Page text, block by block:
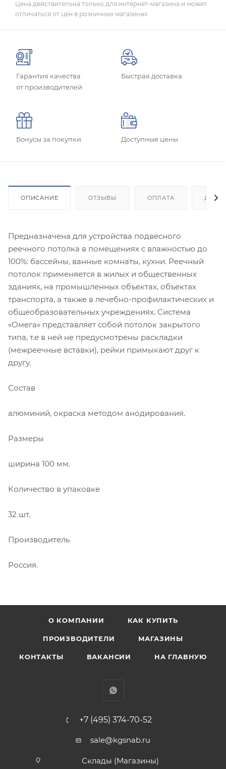
Цена действительна только для интернет-магазина и может
отличаться от цен в розничных магазинах
Гарантия качества
от производителей
Быстрая доставка
Бонусы за покупки Доступные цены
ОПИСАНИЕ ОТЗЫВЫ ОПЛАТА
Предназначена для устройства подвесного
реечного потолка в помещениях с влажностью до
100%: бассейны, ванные комнаты, кухни. Реечный
потолок применяется в жилых и общественных
зданиях, на промышленных объектах, объектах
транспорта, а также в лечебно-профилактических и
общеобразовательных учреждениях. Система
«Омега» представляет собой потолок закрытого
типа, т.е в ней не предусмотрены раскладки
(межреечные вставки), рейки примыкают друг к
другу.
Состав
алюминий, окраска методом анодирования.
Размеры
ширина 100 мм.
Количество в упаковке
32 шт.
Производитель
Россия.
О КОМПАНИИ КАК КУПИТЬ
ПРОИЗВОДИТЕЛИ МАГАЗИНЫ
КОНТАКТЫ ВАКАНСИИ НА ГЛАВНУЮ
+7 (495) 374-70-52
sale@kgsnab.ru
Склады (Магазины)